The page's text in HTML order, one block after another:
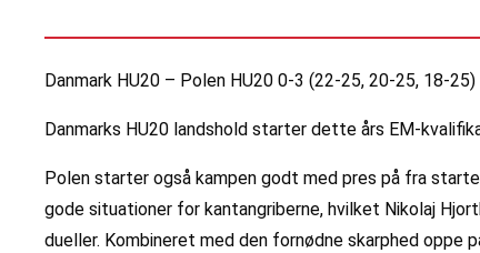
Danmark HU20 – Polen HU20 0-3 (22-25, 20-25, 18-25)
Danmarks HU20 landshold starter dette års EM-
Polen starter også kampen godt med pres på fra
gode situationer for kantangriberne, hvilket Nikolaj
dueller. Kombineret med den fornødne skarphed oppe